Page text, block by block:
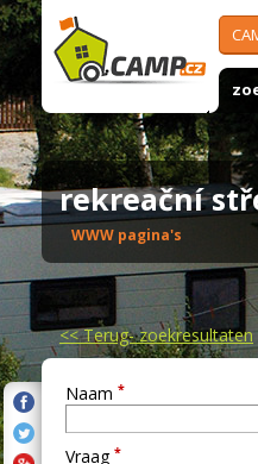
rekreační
WWW pagina's
<<Terug- zoekresultaten
Naam *
Vraag *